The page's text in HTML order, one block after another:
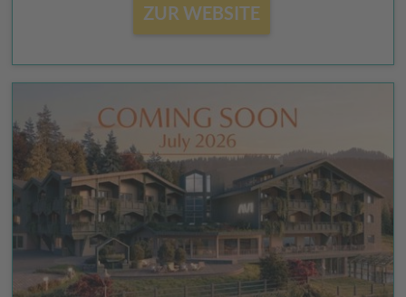
ZUR WEBSITE